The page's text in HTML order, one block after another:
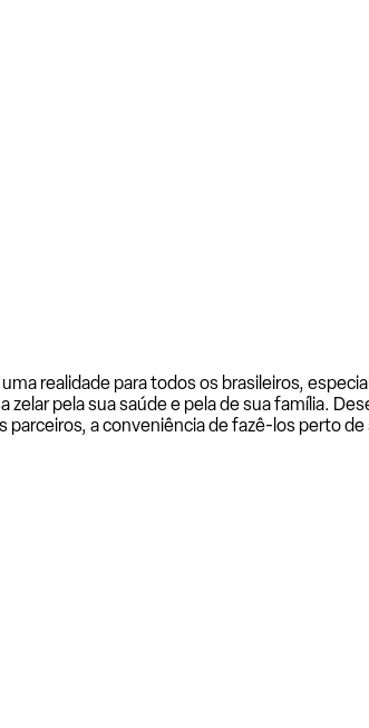
realidade para todos os brasileiros,
pela sua saúde e pela de sua família.
a conveniência de fazê-los perto